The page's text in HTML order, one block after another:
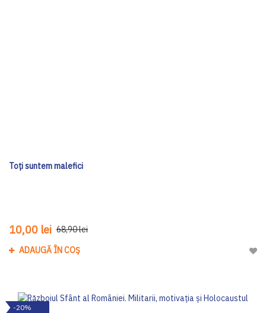
Toți suntem malefici
10,00 lei 68,90 lei
ADAUGĂ ÎN COȘ
-20%